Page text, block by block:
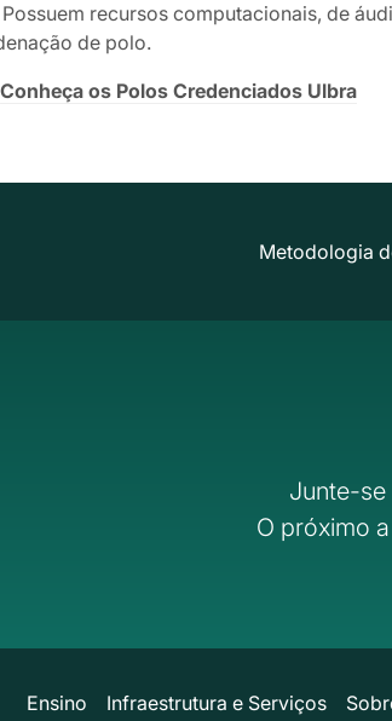
recursos computacionais, de
de polo.
Conheça os Polos Credenciados Ulbra
Metodologia
Junte-se
O próximo
Ensino Infraestrutura e Serviços